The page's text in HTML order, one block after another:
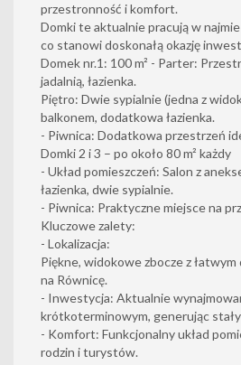
przestronność i komfort.
Domki te aktualnie pracują w
co stanowi doskonałą okazję
Domek nr.1: 100 m² - Parter:
jadalnią, łazienka.
Piętro: Dwie sypialnie (jedna z
balkonem, dodatkowa łazienka.
- Piwnica: Dodatkowa przestrzeń
Domki 2 i 3 – po około 80 m² każdy
- Układ pomieszczeń: Salon z
łazienka, dwie sypialnie.
- Piwnica: Praktyczne miejsce na
Kluczowe zalety:
- Lokalizacja:
Piękne, widokowe zbocze z
na Równicę.
- Inwestycja: Aktualnie
krótkoterminowym, generując
- Komfort: Funkcjonalny układ
rodzin i turystów.